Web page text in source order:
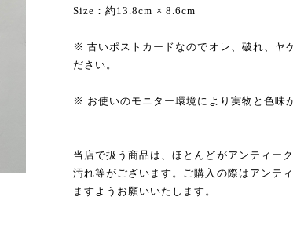
Size：約13.8cm × 8.6cm
※ 古いポストカードなのでオレ、破れ、ヤ
ださい。
※ お使いのモニター環境により実物と色味
当店で扱う商品は、ほとんどがアンティー
汚れ等がございます。ご購入の際はアンテ
ますようお願いいたします。